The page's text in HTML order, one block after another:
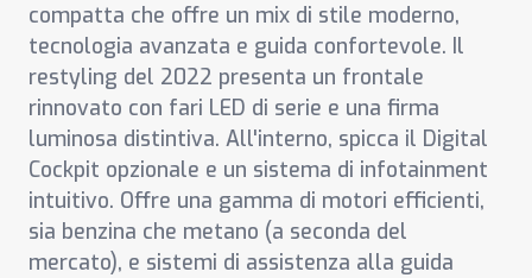
compatta che offre un mix di stile moderno,
tecnologia avanzata e guida confortevole. Il
restyling del 2022 presenta un frontale
rinnovato con fari LED di serie e una firma
luminosa distintiva. All'interno, spicca il Digital
Cockpit opzionale e un sistema di infotainment
intuitivo. Offre una gamma di motori efficienti,
sia benzina che metano (a seconda del
mercato), e sistemi di assistenza alla guida